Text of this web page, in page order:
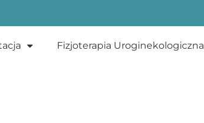
Fizjoterapia Uroginekologiczna